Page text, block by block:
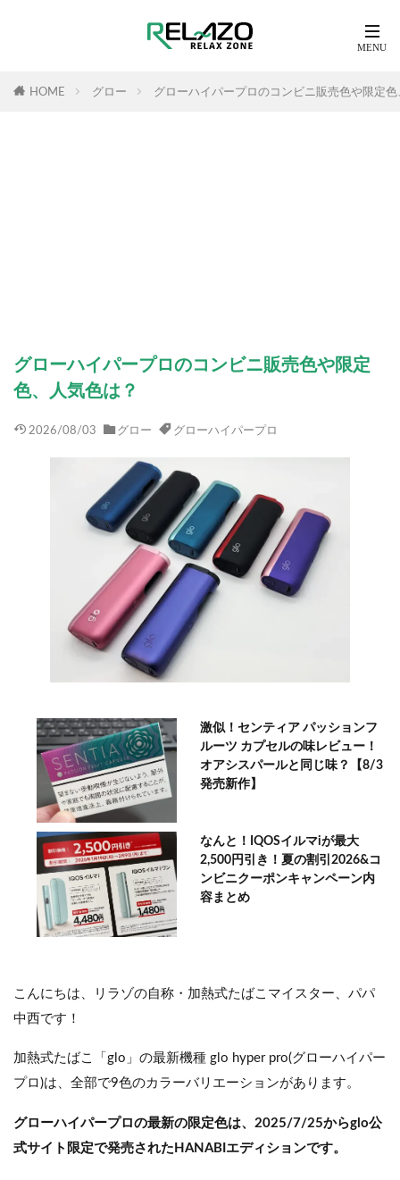
HOME グロー グローハイパープロのコンビニ販売色や限定
グローハイパープロのコンビニ販売色や限定
色、人気色は？
2026/08/03 グロー グローハイパープロ
激似！センティア パッションフ
ルーツ カプセルの味レビュー！
オアシスパールと同じ味？【8/3
発売新作】
なんと！IQOSイルマiが最大
2,500円引き！夏の割引2026&コ
ンビニクーポンキャンペーン内
容まとめ
こんにちは、リラゾの自称・加熱式たばこマイスター、パパ
中西です！
加熱式たばこ「glo」の最新機種 glo hyper pro(グローハイパー
プロ)は、全部で9色のカラーバリエーションがあります。
グローハイパープロの最新の限定色は、2025/7/25からglo公
式サイト限定で発売されたHANABIエディションです。